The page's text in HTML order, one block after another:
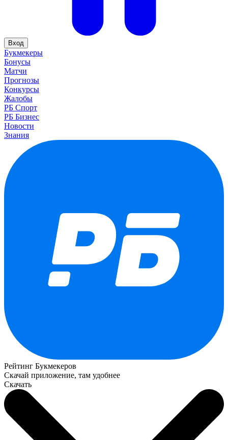
Вход
Букмекеры
Бонусы
Матчи
Прогнозы
Конкурсы
Жалобы
РБ Спорт
РБ Бизнес
Новости
Знания
Рейтинг Букмекеров
Скачай приложение, там удобнее
Скачать